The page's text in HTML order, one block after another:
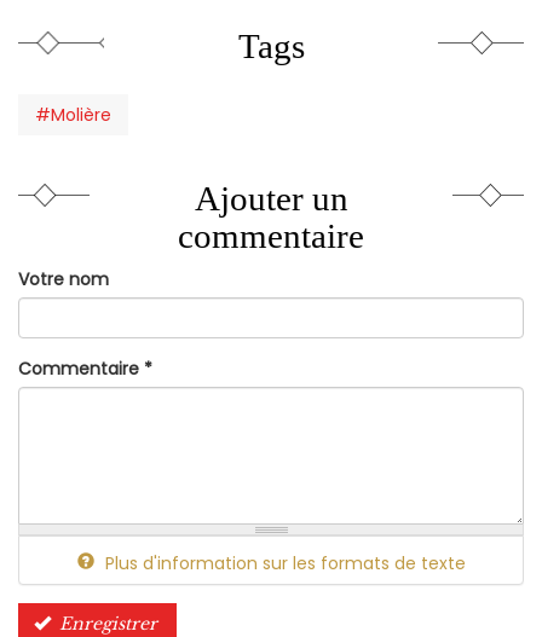
Tags
#Molière
Ajouter un
commentaire
Votre nom
Commentaire *
Plus d'information sur les formats de texte
Enregistrer